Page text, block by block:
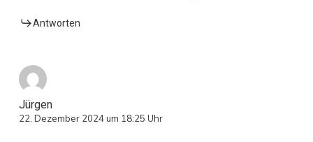
Antworten
Jürgen
22. Dezember 2024 um 18:25 Uhr